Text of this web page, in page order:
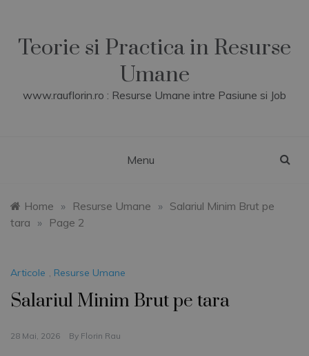
contentTeorie si Practica in Resurse
Umane
www.rauflorin.ro : Resurse Umane intre Pasiune si Job
Menu
Home » Resurse Umane » Salariul Minim Brut pe
tara » Page 2
Articole , Resurse Umane
Salariul Minim Brut pe tara
28 Mai, 2026 By Florin Rau